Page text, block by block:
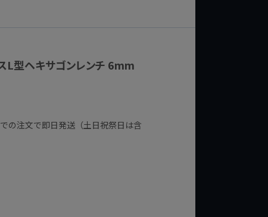
L型ヘキサゴンレンチ 6mm
の注文で即日発送（土日祝祭日は含